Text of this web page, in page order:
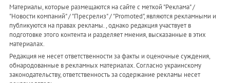
Материалы, которые размещаются на сайте с меткой "Реклама" /
"Новости компаний" / "Пресрелиз" / "Promoted", являются рекламными и
публикуются на правах рекламы. , однако редакция участвует в
подготовке этого контента и разделяет мнения, высказанные в этих
материалах.
Редакция не несет ответственности за факты и оценочные суждения,
обнародованные в рекламных материалах. Согласно украинскому
законодательству, ответственность за содержание рекламы несет